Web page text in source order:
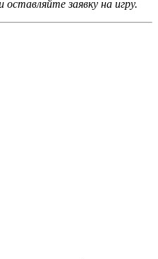
заявку на игру.